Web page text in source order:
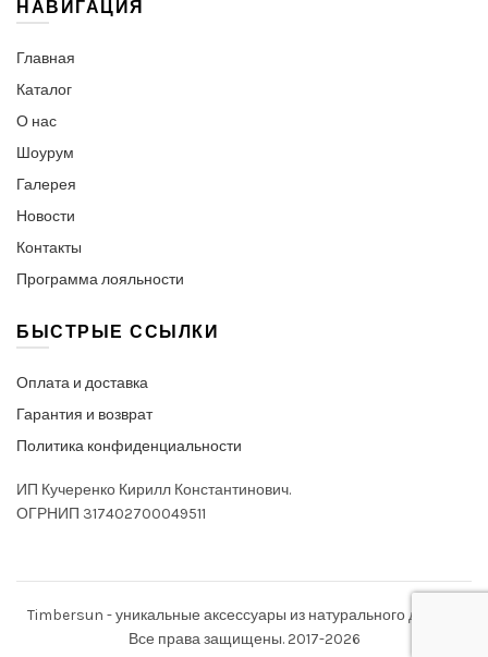
НАВИГАЦИЯ
Главная
Каталог
О нас
Шоурум
Галерея
Новости
Контакты
Программа лояльности
БЫСТРЫЕ ССЫЛКИ
Оплата и доставка
Гарантия и возврат
Политика конфиденциальности
ИП Кучеренко Кирилл Константинович.
ОГРНИП 317402700049511
Timbersun - уникальные аксессуары из натурального дерева.
Все права защищены. 2017-2026